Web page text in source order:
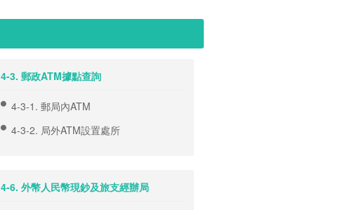
4-3. 郵政ATM據點查詢
4-3-1. 郵局內ATM
4-3-2. 局外ATM設置處所
4-6. 外幣人民幣現鈔及旅支經辦局